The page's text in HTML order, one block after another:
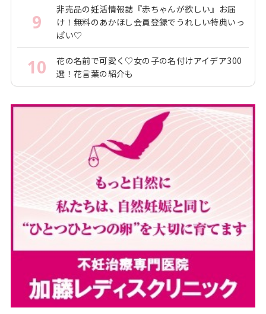
9
非売品の妊活情報誌『赤ちゃんが欲しい』お届
け！無料のあかほし会員登録でうれしい特典いっ
ぱい♡
10
花の名前で可愛く♡女の子の名付けアイデア300
選！花言葉の紹介も